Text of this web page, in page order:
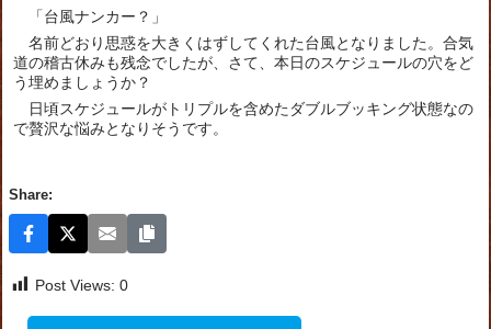
「台風ナンカー？」
名前どおり思惑を大きくはずしてくれた台風となりました。合気
道の稽古休みも残念でしたが、さて、本日のスケジュールの穴をど
う埋めましょうか？
日頃スケジュールがトリプルを含めたダブルブッキング状態なの
で贅沢な悩みとなりそうです。
Share:
Post Views: 0